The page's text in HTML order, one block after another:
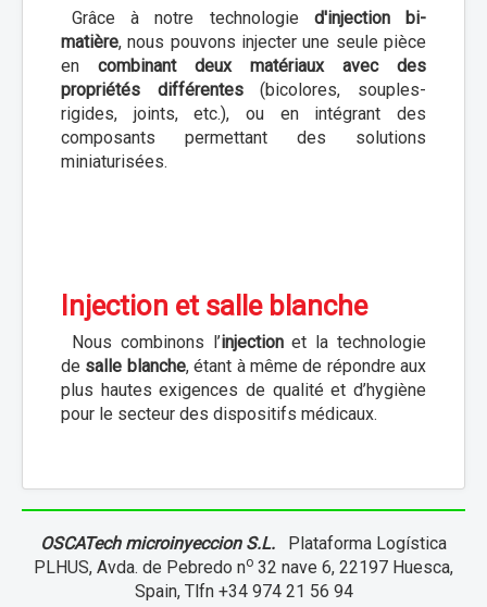
Grâce à notre technologie d'injection bi-
matière, nous pouvons injecter une seule pièce
en combinant deux matériaux avec des
propriétés différentes(bicolores, souples-
rigides, joints, etc.), ou en intégrant des
composants permettant des solutions
miniaturisées.
Injection et salle blanche
Nous combinons l’injectionet la technologie
de salle blanche, étant à même de répondre aux
plus hautes exigences de qualité et d’hygiène
pour le secteur des dispositifs médicaux.
OSCATech microinyeccion S.L.
Plataforma Logística
PLHUS, Avda. de Pebredo no 32 nave 6, 22197 Huesca,
Spain, Tlfn +34 974 21 56 94